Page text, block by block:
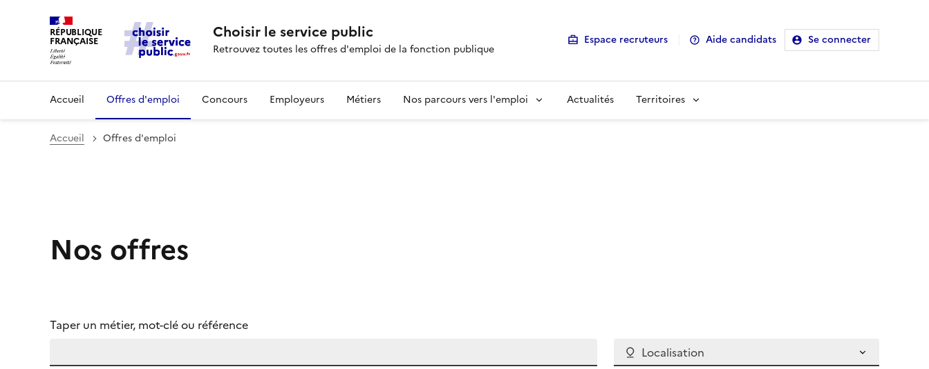
RÉPUBLIQUE
FRANÇAISE Choisir le service public
Retrouvez toutes les offres d'emploi de la fonction publique
Espace recruteurs Aide candidats Se connecter
Accueil Offres d'emploi Concours Employeurs Métiers Nos parcours vers l'emploi Actualités Territoires
Accueil Offres d'emploi
Nos offres
Taper un métier, mot-clé ou référence
Localisation